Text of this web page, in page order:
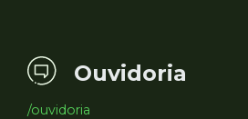
Ouvidoria
/ouvidoria